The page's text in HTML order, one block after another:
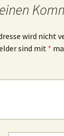
wird nicht
sind mit *